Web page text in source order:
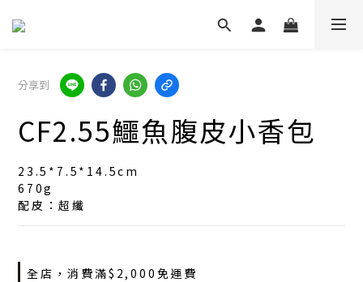
分享到
CF2.55鱷魚腹皮小香包
23.5*7.5*14.5cm
670g
配皮：超纖
全店，消費滿$2,000免運費